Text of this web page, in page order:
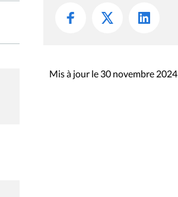
Mis à jour le 30 novembre 2024